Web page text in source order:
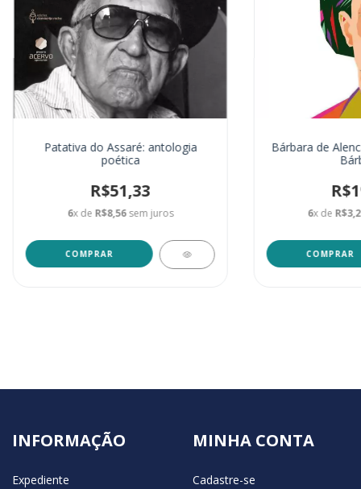
Patativa do Assaré: antologia
poética
R$51,33
6x de R$8,56sem juros
Bárbara de
6x de
INFORMAÇÃO
Expediente
MINHA CONTA
Cadastre-se